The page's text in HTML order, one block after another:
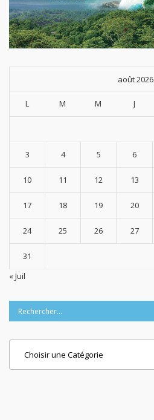
août 2026
L M M J
3 4 5 6
10 11 12 13
17 18 19 20
24 25 26 27
31
« Juil